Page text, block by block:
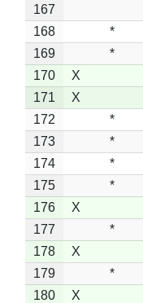
167
168
*
169
*
170
X
171
X
172
*
173
*
174
*
175
*
176
X
177
*
178
X
179
*
180
X